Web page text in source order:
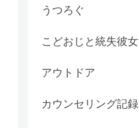
うつろぐ
こどおじと統失彼女
アウトドア
カウンセリング記録